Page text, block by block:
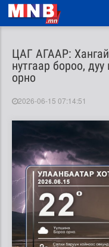
ЦАГ АГААР:
нутгаар бороо,
орно
2026-06-15 07:14:51